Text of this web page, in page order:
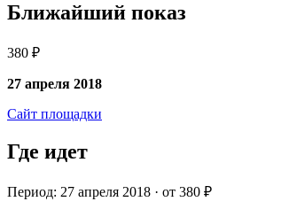
Ближайший показ
380 ₽
27 апреля 2018
Сайт площадки
Где идет
Период: 27 апреля 2018 · от 380 ₽